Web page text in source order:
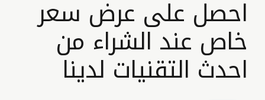
احصل على عرض سعر
خاص عند الشراء من
احدث التقنيات لدينا